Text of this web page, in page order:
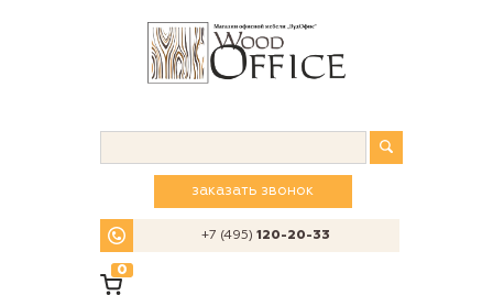
заказать звонок
+7 (495)120-20-33
0